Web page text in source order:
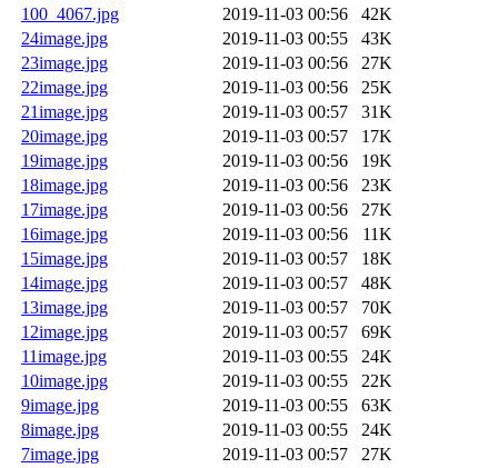
100_4067.jpg
2019-11-03 00:56
42K
24image.jpg
2019-11-03 00:55
43K
23image.jpg
2019-11-03 00:56
27K
22image.jpg
2019-11-03 00:56
25K
21image.jpg
2019-11-03 00:57
31K
20image.jpg
2019-11-03 00:57
17K
19image.jpg
2019-11-03 00:56
19K
18image.jpg
2019-11-03 00:56
23K
17image.jpg
2019-11-03 00:56
27K
16image.jpg
2019-11-03 00:56
11K
15image.jpg
2019-11-03 00:57
18K
14image.jpg
2019-11-03 00:57
48K
13image.jpg
2019-11-03 00:57
70K
12image.jpg
2019-11-03 00:57
69K
11image.jpg
2019-11-03 00:55
24K
10image.jpg
2019-11-03 00:55
22K
9image.jpg
2019-11-03 00:55
63K
8image.jpg
2019-11-03 00:55
24K
7image.jpg
2019-11-03 00:57 27K